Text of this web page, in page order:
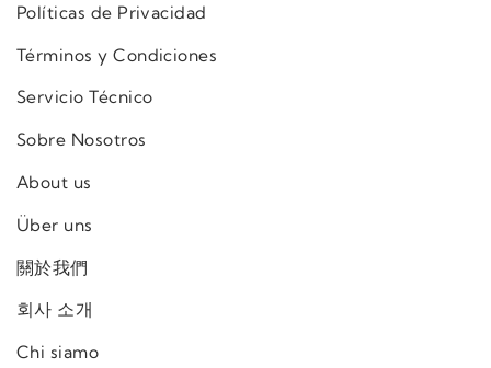
Políticas de Privacidad
Términos y Condiciones
Servicio Técnico
Sobre Nosotros
About us
Über uns
關於我們
회사 소개
Chi siamo